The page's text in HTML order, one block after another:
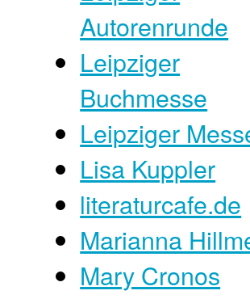
Autorenrunde
Leipziger
Buchmesse
Leipziger
Lisa Kuppler
literaturcafe.de
Marianna
Mary Cronos